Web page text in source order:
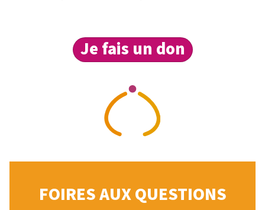
Je fais un don
FOIRES AUX QUESTIONS